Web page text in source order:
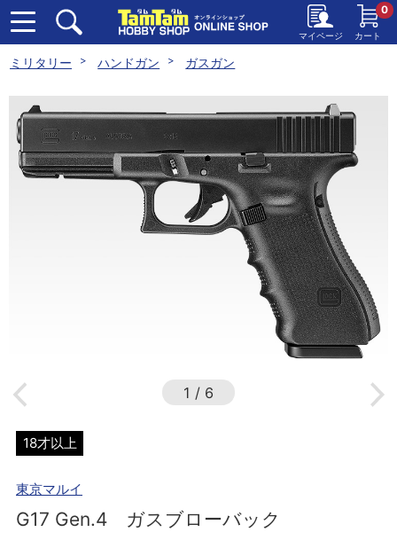
マイページ カート
0
ミリタリー ハンドガン ガスガン
1 / 6
18才以上
東京マルイ
G17 Gen.4 ガスブローバック